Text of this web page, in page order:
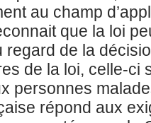
au champ
que la loi
regard de la
de la loi, celle-ci
personnes
répond aux